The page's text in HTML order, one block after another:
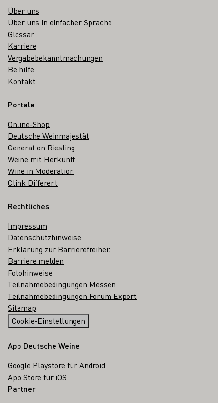
Über uns
Über uns in einfacher Sprache
Glossar
Karriere
Vergabebekanntmachungen
Beihilfe
Kontakt
Portale
Online-Shop
Deutsche Weinmajestät
Generation Riesling
Weine mit Herkunft
Wine in Moderation
Clink Different
Rechtliches
Impressum
Datenschutzhinweise
Erklärung zur Barrierefreiheit
Barriere melden
Fotohinweise
Teilnahmebedingungen Messen
Teilnahmebedingungen Forum Export
Sitemap
Cookie-Einstellungen
App Deutsche Weine
Google Playstore für Android
App Store für iOS
Partner